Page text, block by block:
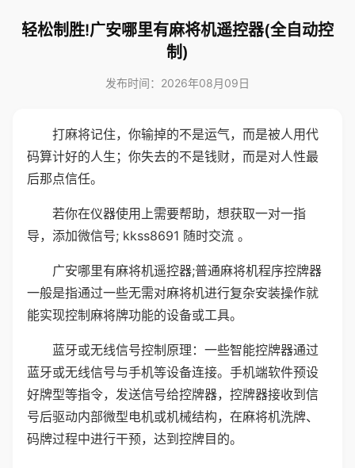
轻松制胜!广安哪里有麻将机遥控器(全自动控
制)
发布时间：2026年08月09日
打麻将记住，你输掉的不是运气，而是被人用代
码算计好的人生；你失去的不是钱财，而是对人性最
后那点信任。
若你在仪器使用上需要帮助，想获取一对一指
导，添加微信号; kkss8691 随时交流 。
广安哪里有麻将机遥控器;普通麻将机程序控牌器
一般是指通过一些无需对麻将机进行复杂安装操作就
能实现控制麻将牌功能的设备或工具。
蓝牙或无线信号控制原理：一些智能控牌器通过
蓝牙或无线信号与手机等设备连接。手机端软件预设
好牌型等指令，发送信号给控牌器，控牌器接收到信
号后驱动内部微型电机或机械结构，在麻将机洗牌、
码牌过程中进行干预，达到控牌目的。